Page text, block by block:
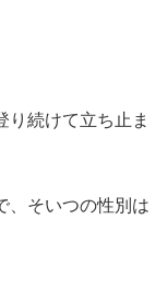
り続けて立ち止ま
、そいつの性別は